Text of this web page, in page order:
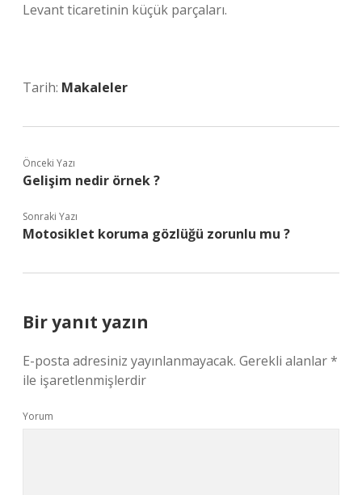
Levant ticaretinin küçük parçaları.
Tarih: Makaleler
Önceki Yazı
Gelişim nedir örnek ?
Sonraki Yazı
Motosiklet koruma gözlüğü zorunlu mu ?
Bir yanıt yazın
E-posta adresiniz yayınlanmayacak. Gerekli alanlar*
ile işaretlenmişlerdir
Yorum